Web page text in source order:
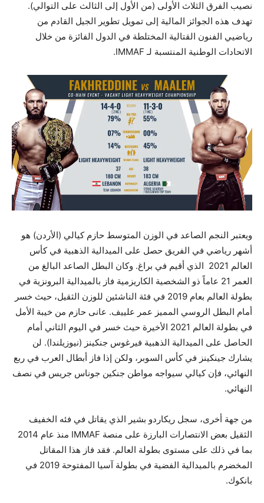
نصيب الفرق الثلاث الأولى (من الأول إلى الثالث على التوالي).
تهدف هذه الجوائز المالية إلى تمويل تطوير الجيل القادم من
رياضيي الفنون القتالية المختلطة في الدول الفائزة من خلال
الاتحادات الوطنية المنتسبة لـ IMMAF.
ويعتبر النجم الصاعد في الوزن المتوسط حازم كيالي (الأردن) هو
أشهر رياضي في الفريق حصل على الميدالية الذهبية في كأس
العالم 2021 الذي أقيم في براغ. وكان البطل الصاعد البالغ من
العمر 21 عاماً ذو الشخصية الكاريزمية فاز بالميدالية البرونزية في
بطولة العالم بعام 2019 في فئة الناشئين للوزن الثقيل، حيث خسر
أمام البطل الروسي المميز عمر علييف. عانى حازم من خيبة الأمل
في بطولة العالم 2021 الأخيرة حيث خسر في اليوم الثاني أمام
الحاصل على الميدالية الذهبية فيرغوس جنكينز (نيوزيلندا). لن
يشارك جينكينز في كأس السوبر، ولكن إذا فاز أبطال العرب في ربع
النهائي، فإن كيالي سيواجه مواطن جنكين جوناس جريس في نصف
النهائي.
من جهة أخرى، سجل ريكاردو بشير الذي يقاتل في فئه الخفيف
الثقيل بعض الانتصارات البارزة على منصة IMMAF منذ عام 2014
بما في ذلك على مستوى بطولة العالم. فقد فاز هذا المقاتل
المخضرم بالميدالية الفضية في بطولة آسيا المفتوحة 2019 في
بانكوك.